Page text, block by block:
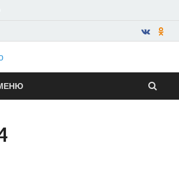
ForPost —
Авто